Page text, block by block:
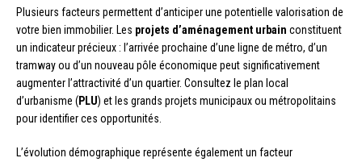
Plusieurs facteurs permettent d’anticiper une potentielle valorisation de
votre bien immobilier. Les projets d’aménagement urbain constituent
un indicateur précieux : l’arrivée prochaine d’une ligne de métro, d’un
tramway ou d’un nouveau pôle économique peut significativement
augmenter l’attractivité d’un quartier. Consultez le plan local
d’urbanisme (PLU) et les grands projets municipaux ou métropolitains
pour identifier ces opportunités.
L’évolution démographique représente également un facteur